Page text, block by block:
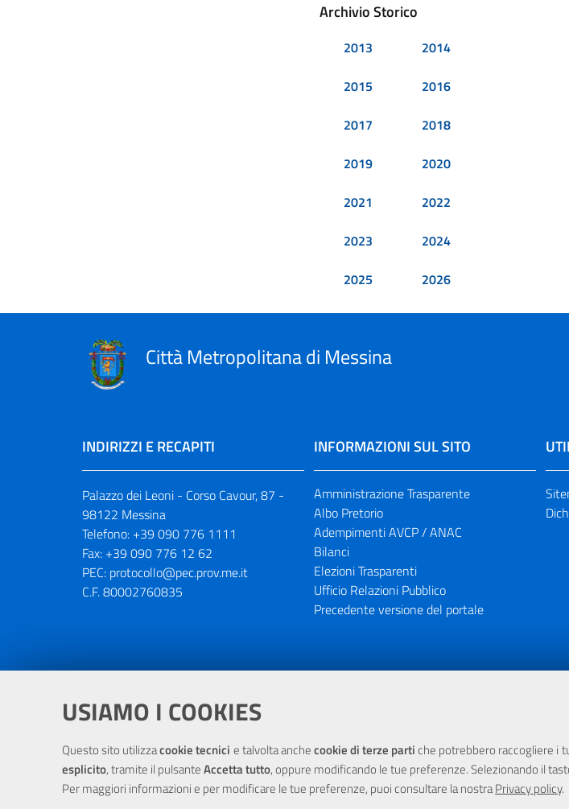
USIAMO I COOKIES
Questo sito utilizzacookie tecnici e talvolta anchecookie di terze partiche potrebbero raccogliere i
esplicito, tramite il pulsanteAccetta tutto, oppure modificando le tue preferenze. Selezionando il
Per maggiori informazioni e per modificare le tue preferenze, puoi consultare la nostraPrivacy policy.
Archivio Storico
2013
2014
2015
2016
2017
2018
2019
2020
2021
2022
2023
2024
2025
2026
Città Metropolitana di Messina
INDIRIZZI E RECAPITI
Palazzo dei Leoni - Corso Cavour, 87 -
98122 Messina
Telefono: +39 090 776 1111
Fax: +39 090 776 12 62
PEC: protocollo@pec.prov.me.it
C.F. 80002760835
INFORMAZIONI SUL SITO
Amministrazione Trasparente
Albo Pretorio
Adempimenti AVCP / ANAC
Bilanci
Elezioni Trasparenti
Ufficio Relazioni Pubblico
Precedente versione del portale
Portale realizzato con la partecipazione finanziaria dell'Unione Europea